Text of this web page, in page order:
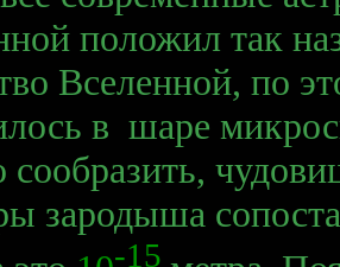
положил так
Вселенной, по
в шаре
сообразить,
зародыша
-15